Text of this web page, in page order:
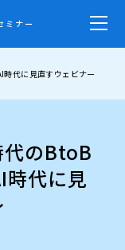
ミナー
時代に見直すウェビナー
代のBtoB
時代に見